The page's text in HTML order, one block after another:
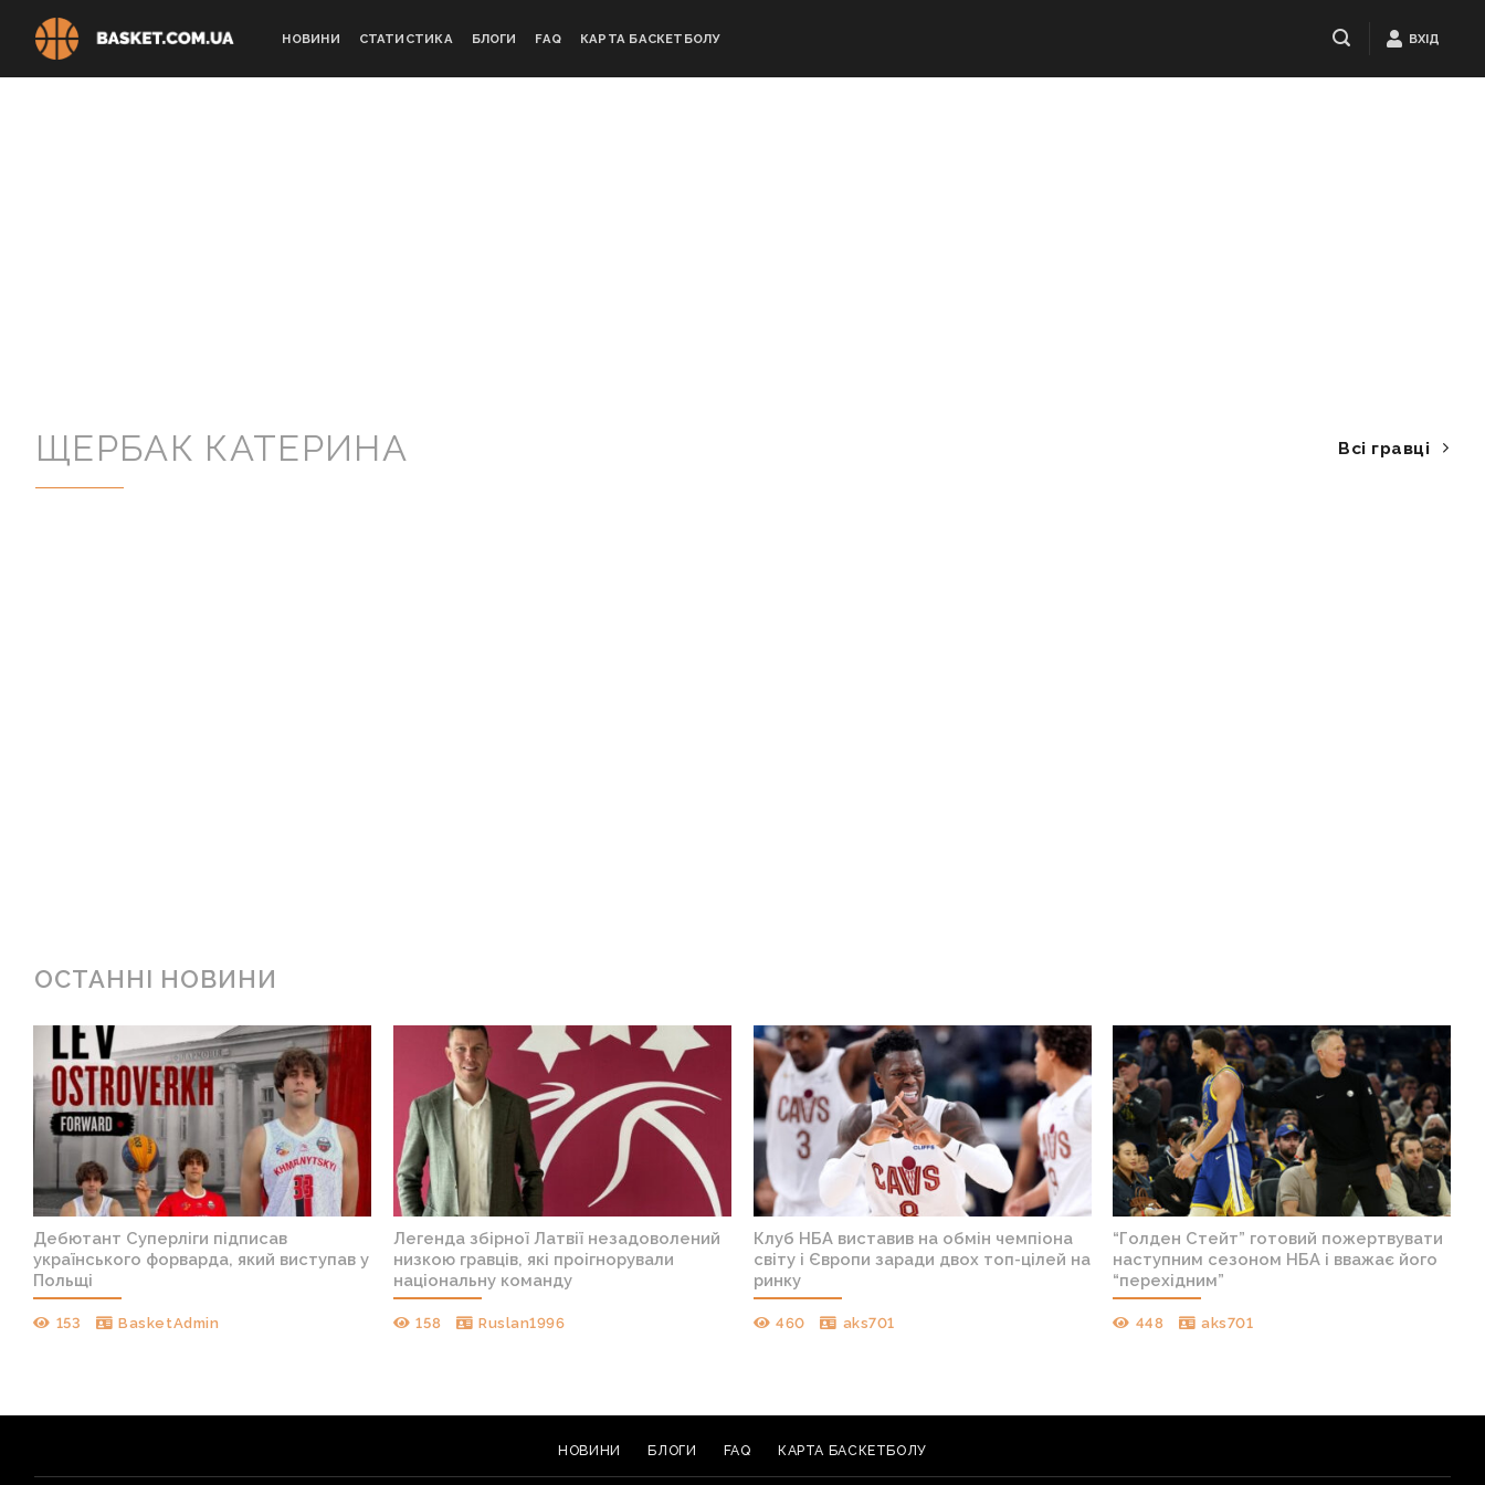
НОВИНИ СТАТИСТИКА БЛОГИ FAQ КАРТА БАСКЕТБОЛУ ВХІД
ЩЕРБАК КАТЕРИНА Всі гравці
ОСТАННІ НОВИНИ
Дебютант Суперліги підписав
українського форварда, який виступав у
Польщі
153 BasketAdmin
Легенда збірної Латвії незадоволений
низкою гравців, які проігнорували
національну команду
158 Ruslan1996
Клуб НБА виставив на обмін чемпіона
світу і Європи заради двох топ-цілей на
ринку
460 aks701
“Голден Стейт” готовий пожертвувати
наступним сезоном НБА і вважає його
“перехідним”
448 aks701
НОВИНИ БЛОГИ FAQ КАРТА БАСКЕТБОЛУ